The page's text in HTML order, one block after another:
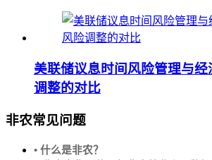
美联储议息时间风险管理与
调整的对比
非农常见问题
• 什么是非农？